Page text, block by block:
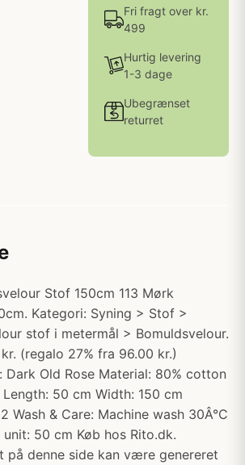
Fri fragt over kr.
499
Hurtig levering
1-3 dage
Ubegrænset
returret
Stof 150cm 113 Mørk
Kategori: Syning > Stof >
stof i metermål > Bomuldsvelour.
(regalo 27% fra 96.00 kr.)
Dark Old Rose Material: 80% cotton
50 cm Width: 150 cm
Wash & Care: Machine wash 30Â°C
50 cm Køb hos Rito.dk.
på denne side kan være genereret